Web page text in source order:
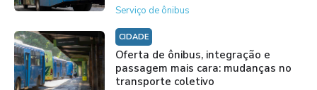
Serviço de ônibus
CIDADE
Oferta de ônibus, integração e
passagem mais cara: mudanças no
transporte coletivo